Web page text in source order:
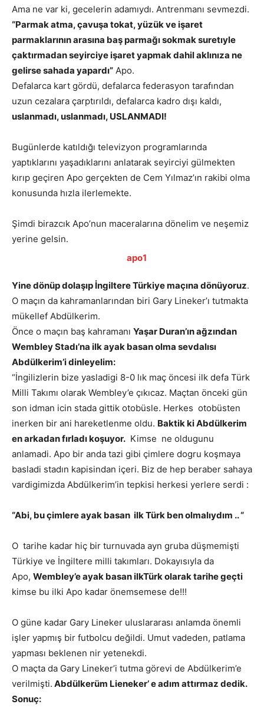
Ama ne var ki, gecelerin adamıydı. Antrenmanı sevmezdi.
“Parmak atma, çavuşa tokat, yüzük ve işaret
parmaklarının arasına baş parmağı sokmak suretıyle
çaktırmadan seyirciye işaret yapmak dahil aklınıza ne
gelirse sahada yapardı” Apo.
Defalarca kart gördü, defalarca federasyon tarafından
uzun cezalara çarptırıldı, defalarca kadro dışı kaldı,
uslanmadı, uslanmadı, USLANMADI!
Bugünlerde katıldığı televizyon programlarında
yaptıklarını yaşadıklarını anlatarak seyirciyi gülmekten
kırıp geçiren Apo gerçekten de Cem Yılmaz’ın rakibi olma
konusunda hızla ilerlemekte.
Şimdi birazcık Apo’nun maceralarına dönelim ve neşemiz
yerine gelsin.
Yine dönüp dolaşıp İngiltere Türkiye maçına dönüyoruz.
O maçın da kahramanlarından biri Gary Lineker’ı tutmakta
mükellef Abdülkerim.
Önce o maçın baş kahramanı Yaşar Duran’ın ağzından
Wembley Stadı’na ilk ayak basan olma sevdalısı
Abdülkerim’i dinleyelim:
“İngilizlerin bize yasladigi 8-0 lık maç öncesi ilk defa Türk
Milli Takımı olarak Wembley’e çıkıcaz. Maçtan önceki gün
son idman icin stada gittik otobüsle. Herkes otobüsten
inerken bir ani hareketlenme oldu. Baktik ki Abdülkerim
en arkadan fırladı koşuyor. Kimse ne oldugunu
anlamadi. Apo bir anda tazi gibi çimlere dogru koşmaya
basladi stadın kapisindan içeri. Biz de hep beraber sahaya
vardigimizda Abdülkerim’in tepkisi herkesi yerlere serdi :
“Abi, bu çimlere ayak basan ilk Türk ben olmalıydım .. “
O tarihe kadar hiç bir turnuvada ayn gruba düşmemişti
Türkiye ve İngiltere milli takımları. Dokayısıyla da
Apo, Wembley’e ayak basan ilkTürk olarak tarihe geçti
kimse bu ilki Apo kadar önemsemese de!!!
O güne kadar Gary Lineker uluslararası anlamda önemli
işler yapmış bir futbolcu değildi. Umut vadeden, patlama
yapması beklenen nir yetenekdi.
O maçta da Gary Lineker’i tutma görevi de Abdülkerim’e
verilmişti. Abdülkerüm Lieneker’ e adım attırmaz dedik.
Sonuç: